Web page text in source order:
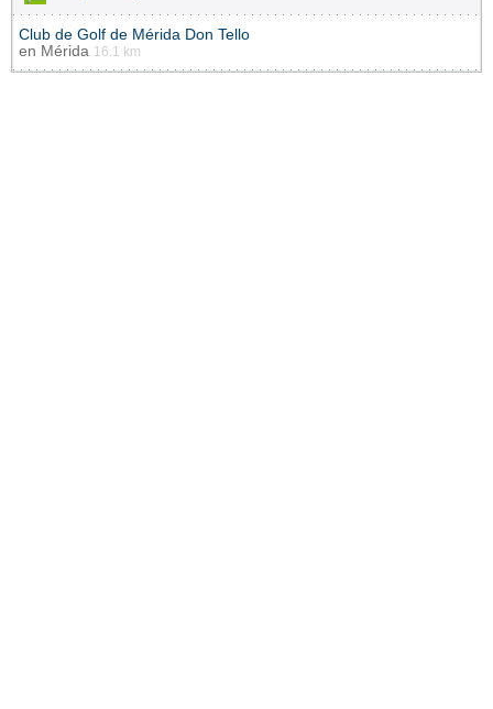
Club de Golf de Mérida Don Tello
en Mérida 16.1 km